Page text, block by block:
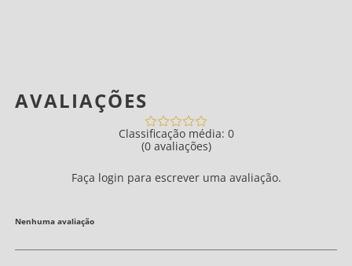
AVALIAÇÕES
Classificação média: 0
(0 avaliações)
Faça login para escrever uma avaliação.
Nenhuma avaliação